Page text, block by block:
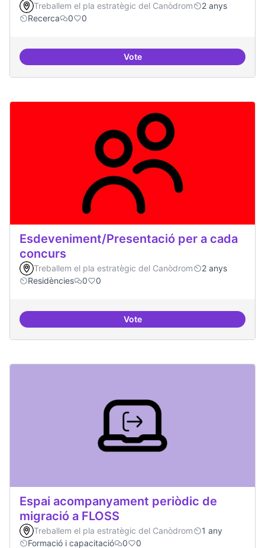
Treballem el pla estratègic del Canòdrom
2 anys
Recerca
0 0
VoteErasmus Canòdrom
Esdeveniment/Presentació per a cada
concurs
Treballem el pla estratègic del Canòdrom
2 anys
Residències
0 0
VoteEsdeveniment/Presentació per
Espai acompanyament periòdic de
migració a FLOSS
Treballem el pla estratègic del Canòdrom
1 any
Formació i capacitació
0 0